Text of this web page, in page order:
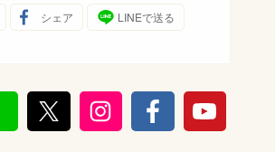
シェア LINEで送る